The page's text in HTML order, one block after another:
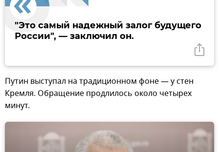
"Это самый надежный залог будущего
России", — заключил он.
Путин выступал на традиционном фоне — у стен
Кремля. Обращение продлилось около четырех
минут.